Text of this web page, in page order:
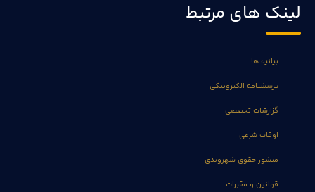
لینک های مرتبط
بیانیه ها
پرسشنامه الکترونیکی
گزارشات تخصصی
اوقات شرعی
منشور حقوق شهروندی
قوانین و مقررات